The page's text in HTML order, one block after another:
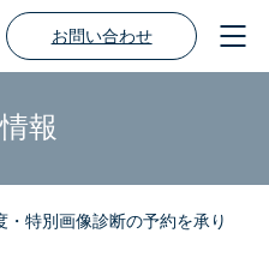
お問い合わせ
報
・特別画像診断の予約を承り